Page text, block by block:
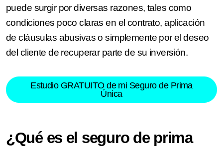
puede surgir por diversas razones, tales como
condiciones poco claras en el contrato, aplicación
de cláusulas abusivas o simplemente por el deseo
del cliente de recuperar parte de su inversión.
Estudio GRATUITO de mi Seguro de Prima
Única
¿Qué es el seguro de prima